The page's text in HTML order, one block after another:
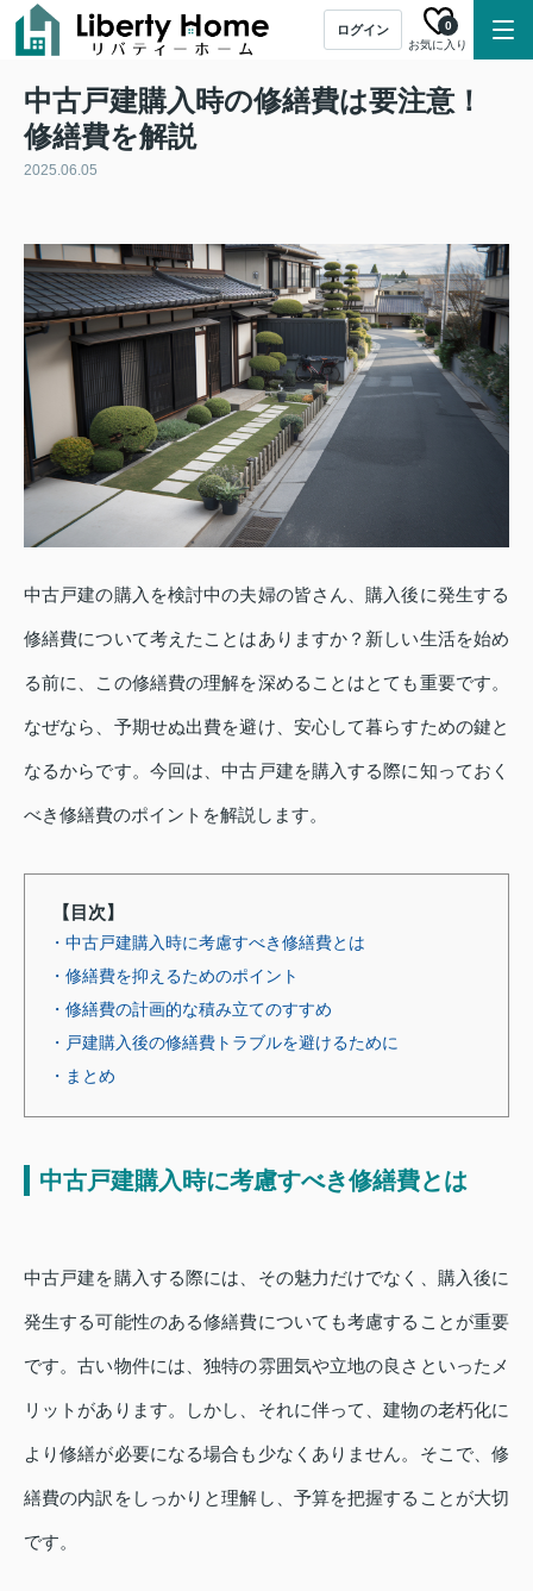
ログイン
お気に入り
0
中古戸建購入時の修繕費は要注意！
修繕費を解説
2025.06.05
中古戸建の購入を検討中の夫婦の皆さん、購入後に発生する
修繕費について考えたことはありますか？新しい生活を始め
る前に、この修繕費の理解を深めることはとても重要です。
なぜなら、予期せぬ出費を避け、安心して暮らすための鍵と
なるからです。今回は、中古戸建を購入する際に知っておく
べき修繕費のポイントを解説します。
【目次】
・中古戸建購入時に考慮すべき修繕費とは
・修繕費を抑えるためのポイント
・修繕費の計画的な積み立てのすすめ
・戸建購入後の修繕費トラブルを避けるために
・まとめ
中古戸建購入時に考慮すべき修繕費とは
中古戸建を購入する際には、その魅力だけでなく、購入後に
発生する可能性のある修繕費についても考慮することが重要
です。古い物件には、独特の雰囲気や立地の良さといったメ
リットがあります。しかし、それに伴って、建物の老朽化に
より修繕が必要になる場合も少なくありません。そこで、修
繕費の内訳をしっかりと理解し、予算を把握することが大切
です。